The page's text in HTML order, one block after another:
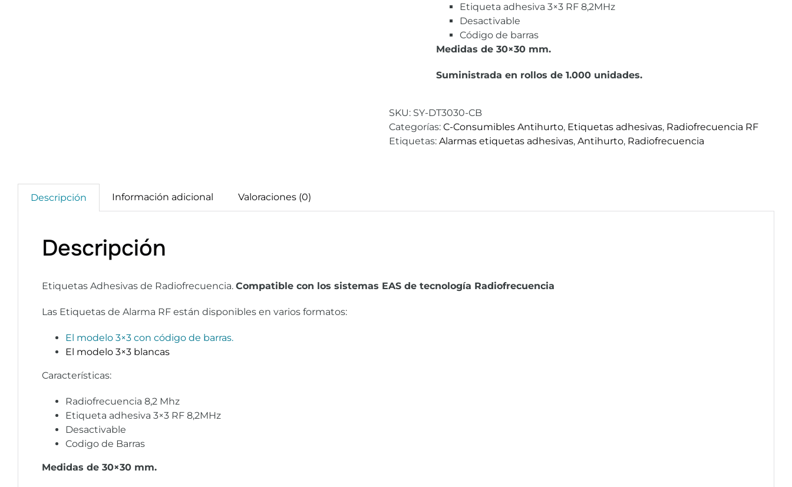
Etiqueta adhesiva 3×3 RF 8,2MHz
Desactivable
Código de barras
Medidas de 30×30 mm.
Suministrada en rollos de 1.000 unidades.
SKU: SY-DT3030-CB
Categorías: C-Consumibles Antihurto, Etiquetas adhesivas, Radiofrecuencia RF
Etiquetas: Alarmas etiquetas adhesivas, Antihurto, Radiofrecuencia
Descripción Información adicional Valoraciones (0)
Descripción
Etiquetas Adhesivas de Radiofrecuencia. Compatible con los sistemas EAS de tecnología Radiofrecuencia
Las Etiquetas de Alarma RF están disponibles en varios formatos:
El modelo 3×3 con código de barras.
El modelo 3×3 blancas
Características:
Radiofrecuencia 8,2 Mhz
Etiqueta adhesiva 3×3 RF 8,2MHz
Desactivable
Codigo de Barras
Medidas de 30×30 mm.